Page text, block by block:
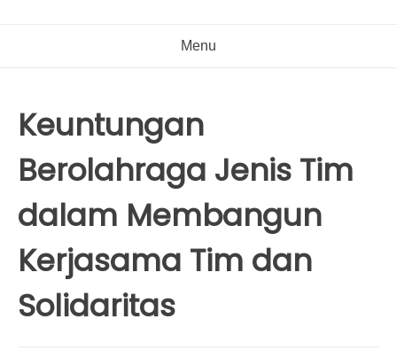
Menu
Keuntungan
Berolahraga Jenis Tim
dalam Membangun
Kerjasama Tim dan
Solidaritas